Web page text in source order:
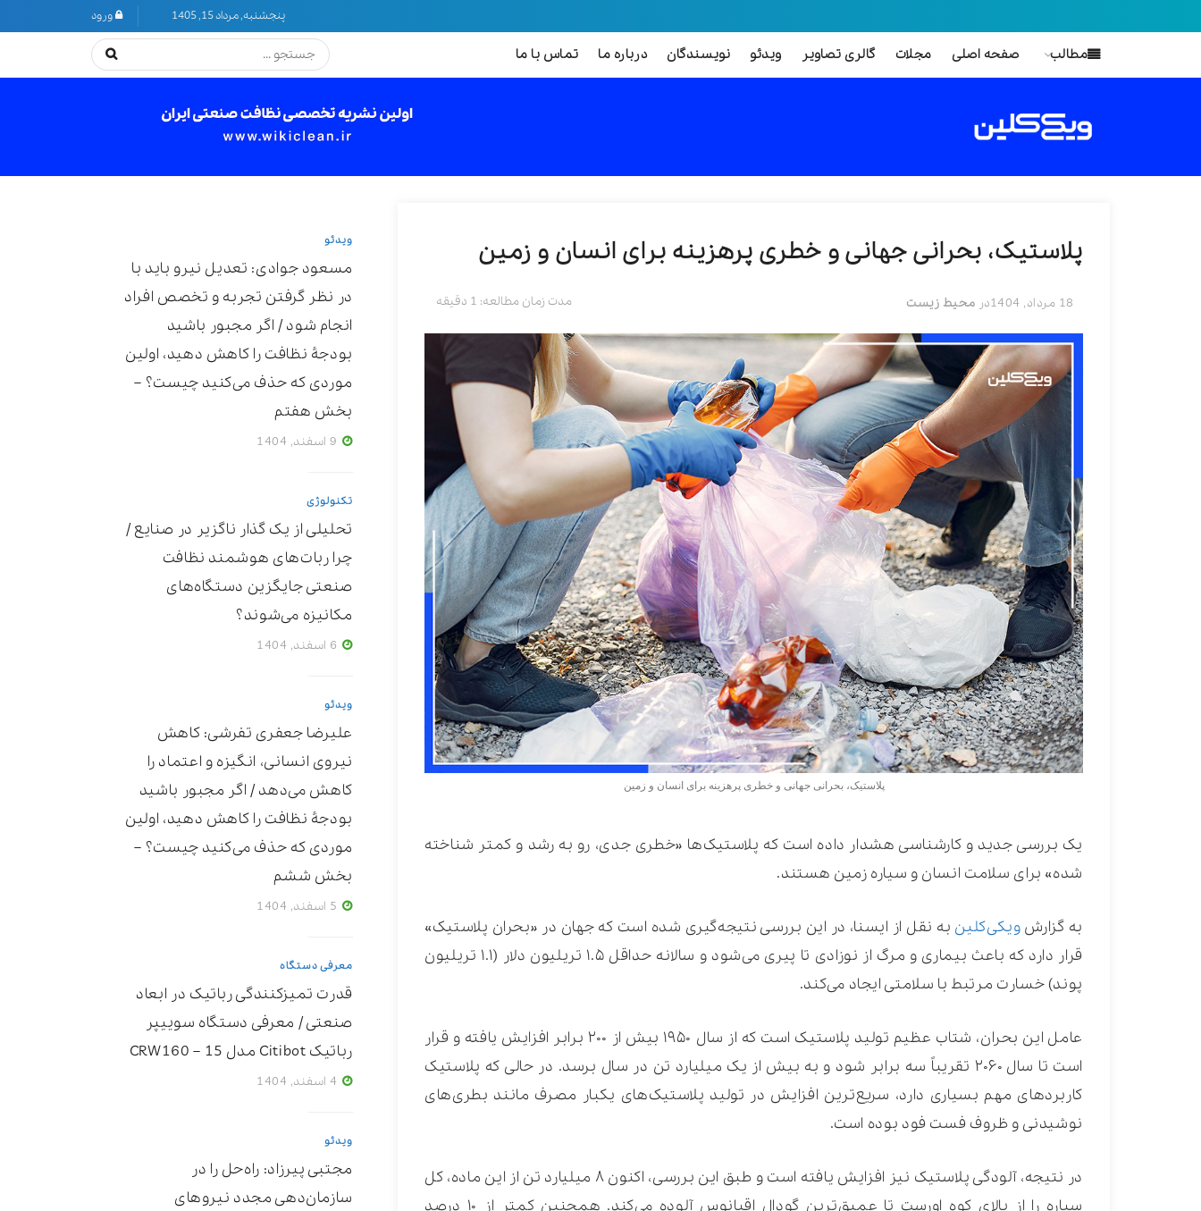
پنجشنبه, مرداد 15, 1405 ورود
مطالب صفحه اصلی مجلات گالری تصاویر ویدئو نویسندگان درباره ما تماس با ما
پلاستیک، بحرانی جهانی و خطری پرهزینه برای انسان و زمین
مدت زمان مطالعه: 1 دقیقه 18 مرداد, 1404 در محیط زیست
پلاستیک، بحرانی جهانی و خطری پرهزینه برای انسان و زمین
یک بررسی جدید و کارشناسی هشدار داده است که پلاستیک‌ها «خطری جدی، رو به رشد و کمتر شناخته
شده» برای سلامت انسان و سیاره زمین هستند.
به گزارش ویکی‌کلین به نقل از ایسنا، در این بررسی نتیجه‌گیری شده است که جهان در «بحران پلاستیک»
قرار دارد که باعث بیماری و مرگ از نوزادی تا پیری می‌شود و سالانه حداقل ۱.۵ تریلیون دلار (۱.۱ تریلیون
پوند) خسارت مرتبط با سلامتی ایجاد می‌کند.
عامل این بحران، شتاب عظیم تولید پلاستیک است که از سال ۱۹۵۰ بیش از ۲۰۰ برابر افزایش یافته و قرار
است تا سال ۲۰۶۰ تقریباً سه برابر شود و به بیش از یک میلیارد تن در سال برسد. در حالی که پلاستیک
کاربردهای مهم بسیاری دارد، سریع‌ترین افزایش در تولید پلاستیک‌های یکبار مصرف مانند بطری‌های
نوشیدنی و ظروف فست فود بوده است.
در نتیجه، آلودگی پلاستیک نیز افزایش یافته است و طبق این بررسی، اکنون ۸ میلیارد تن از این ماده، کل
سیاره را از بالای کوه اورست تا عمیق‌ترین گودال اقیانوس آلوده می‌کند. همچنین کمتر از ۱۰ درصد
ویدئو
مسعود جوادی: تعدیل نیرو باید با
در نظر گرفتن تجربه و تخصص افراد
انجام شود / اگر مجبور باشید
بودجۀ نظافت را کاهش دهید، اولین
موردی که حذف می‌کنید چیست؟ –
بخش هفتم
تکنولوژی
تحلیلی از یک گذار ناگزیر در صنایع /
چرا ربات‌های هوشمند نظافت
صنعتی جایگزین دستگاه‌های
مکانیزه می‌شوند؟
ویدئو
علیرضا جعفری تفرشی: کاهش
نیروی انسانی، انگیزه و اعتماد را
کاهش می‌دهد / اگر مجبور باشید
بودجۀ نظافت را کاهش دهید، اولین
موردی که حذف می‌کنید چیست؟ –
بخش ششم
معرفی دستگاه
قدرت تمیزکنندگی رباتیک در ابعاد
صنعتی / معرفی دستگاه سوییپر
رباتیک Citibot مدل CRW160 – 15
ویدئو
مجتبی پیرزاد: راه‌حل را در
سازمان‌دهی مجدد نیروهای